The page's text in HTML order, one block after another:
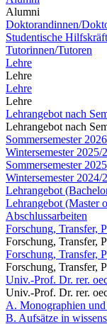
Alumni
Doktorandinnen/
Studentische
Tutorinnen/Tutoren
Lehre
Lehre
Lehre
Lehre
Lehrangebot nach
Lehrangebot nach
Sommersemester 2026
Wintersemester 2025/
Sommersemester 2025
Wintersemester 2024/
Lehrangebot
Lehrangebot (Master
Abschlussarbeiten
Forschung, Transfer,
Forschung, Transfer,
Forschung, Transfer,
Forschung, Transfer,
Univ.-Prof. Dr. rer.
Univ.-Prof. Dr. rer.
A. Monographien und
B. Aufsätze in